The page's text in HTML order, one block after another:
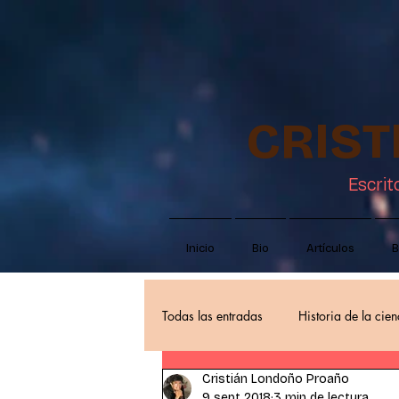
Inicio Bio Artículos
Todas las entradas Historia de la
Autores Pensar en ciencia ficción
Cristián Londoño Proaño